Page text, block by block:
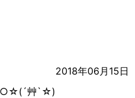
2018年06月15日
艸`☆︎)